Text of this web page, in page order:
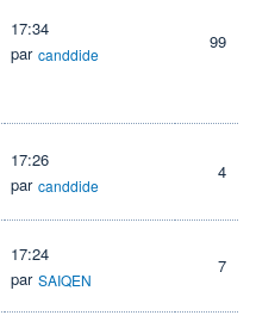
17:34
par canddide
99
17:26
par canddide
4
17:24
par SAIQEN
7